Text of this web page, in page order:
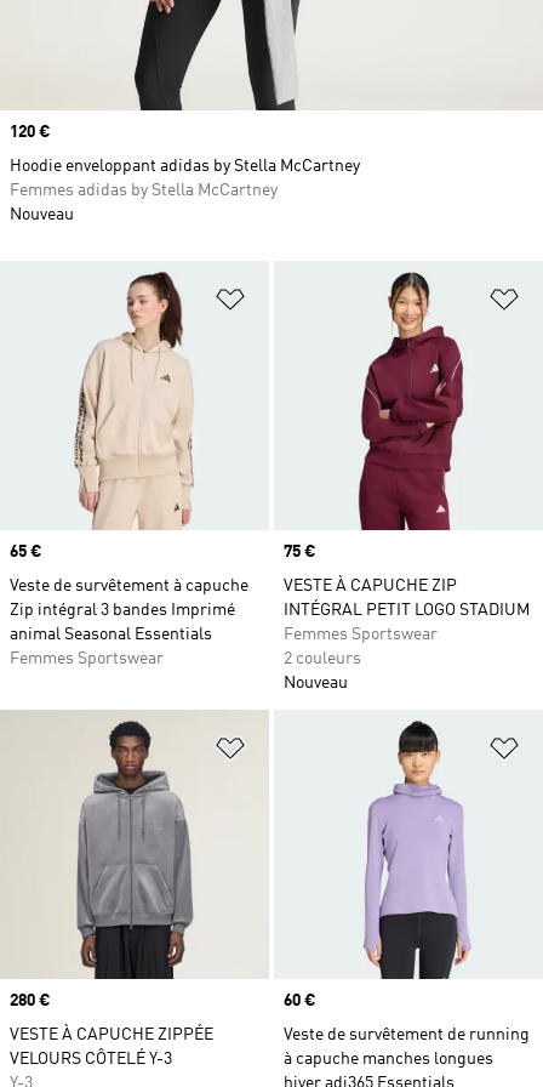
Ajouter à la Liste de produits
Prix
65 €
Veste de survêtement à capuche
Zip intégral 3 bandes Imprimé
animal Seasonal Essentials
Femmes Sportswear
Prix
75 €
VESTE À CAPUCHE ZIP
INTÉGRAL PETIT LOGO STADIUM
Femmes Sportswear
2 couleurs
Nouveau
Ajouter à la Liste de produits
Prix
280 €
VESTE À CAPUCHE ZIPPÉE
VELOURS CÔTELÉ Y-3
Y-3
Prix
60 €
Veste de survêtement de running
à capuche manches longues
hiver adi365 Essentials
Prix
120 €
Hoodie enveloppant adidas by Stella McCartney
Femmes adidas by Stella McCartney
Nouveau